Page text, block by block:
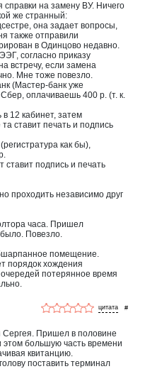
на замену ВУ. Ничего
же странный:
она задает вопросы,
также отправили
в Одинцово недавно.
согласно приказу
встречу, если замена
Мне тоже повезло.
(Мастер-банк уже
оплачиваешь 400 р. (т. к.
12 кабинет, затем
ставит печать и подпись
как бы),
ставит подпись и печать
проходить независимо друг
часа. Пришел
Повезло.
помещение.
порядок хождения
потерянное время
#
Пришел в половине
этом большую часть времени
квитанцию.
поставить терминал